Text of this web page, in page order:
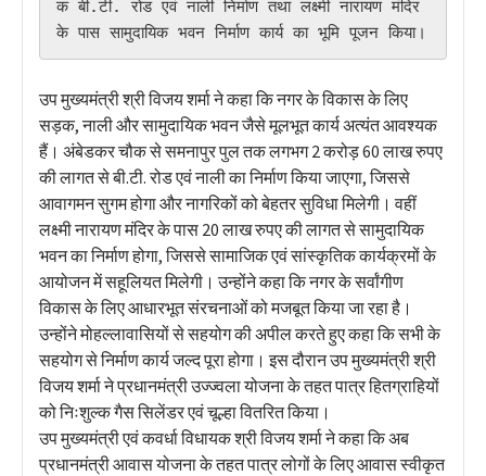
क बी.टी. रोड एवं नाली निर्माण तथा लक्ष्मी नारायण मंदिर
के पास सामुदायिक भवन निर्माण कार्य का भूमि पूजन किया।
उप मुख्यमंत्री श्री विजय शर्मा ने कहा कि नगर के विकास के लिए
सड़क, नाली और सामुदायिक भवन जैसे मूलभूत कार्य अत्यंत आवश्यक
हैं। अंबेडकर चौक से समनापुर पुल तक लगभग 2 करोड़ 60 लाख रुपए
की लागत से बी.टी. रोड एवं नाली का निर्माण किया जाएगा, जिससे
आवागमन सुगम होगा और नागरिकों को बेहतर सुविधा मिलेगी। वहीं
लक्ष्मी नारायण मंदिर के पास 20 लाख रुपए की लागत से सामुदायिक
भवन का निर्माण होगा, जिससे सामाजिक एवं सांस्कृतिक कार्यक्रमों के
आयोजन में सहूलियत मिलेगी। उन्होंने कहा कि नगर के सर्वांगीण
विकास के लिए आधारभूत संरचनाओं को मजबूत किया जा रहा है।
उन्होंने मोहल्लावासियों से सहयोग की अपील करते हुए कहा कि सभी के
सहयोग से निर्माण कार्य जल्द पूरा होगा। इस दौरान उप मुख्यमंत्री श्री
विजय शर्मा ने प्रधानमंत्री उज्ज्वला योजना के तहत पात्र हितग्राहियों
को निःशुल्क गैस सिलेंडर एवं चूल्हा वितरित किया।
उप मुख्यमंत्री एवं कवर्धा विधायक श्री विजय शर्मा ने कहा कि अब
प्रधानमंत्री आवास योजना के तहत पात्र लोगों के लिए आवास स्वीकृत